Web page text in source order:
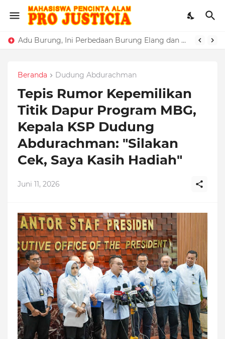
Adu Burung, Ini Perbedaan Burung Elang dan Alap-Alap
Beranda Dudung Abdurachman
Tepis Rumor Kepemilikan
Titik Dapur Program MBG,
Kepala KSP Dudung
Abdurachman: "Silakan
Cek, Saya Kasih Hadiah"
Juni 11, 2026